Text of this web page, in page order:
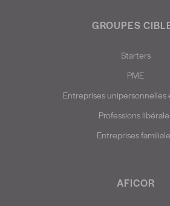
GROUPES
Starters
PME
Entreprises unipersonnelles
Professions
Entreprises
AFICOR